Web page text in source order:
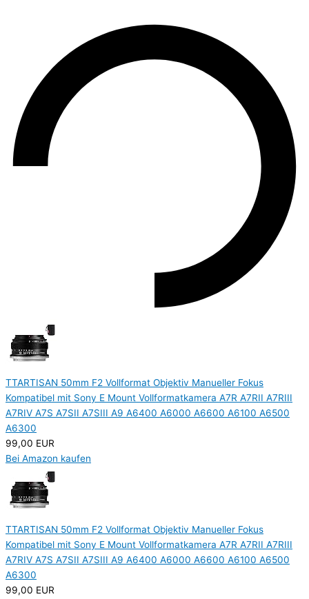
TTARTISAN 50mm F2 Vollformat Objektiv Manueller Fokus
Kompatibel mit Sony E Mount Vollformatkamera A7R A7RII A7RIII
A7RIV A7S A7SII A7SIII A9 A6400 A6000 A6600 A6100 A6500
A6300
99,00 EUR
Bei Amazon kaufen
TTARTISAN 50mm F2 Vollformat Objektiv Manueller Fokus
Kompatibel mit Sony E Mount Vollformatkamera A7R A7RII A7RIII
A7RIV A7S A7SII A7SIII A9 A6400 A6000 A6600 A6100 A6500
A6300
99,00 EUR